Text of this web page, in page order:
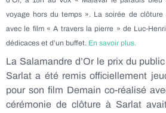
voyage hors du temps ». La soirée de
avec le film « A travers la pierre » de Luc-
dédicaces et d’un buffet. En savoir plus.
La Salamandre d’Or le prix du
Sarlat a été remis officiellement
pour son film Demain co-réalisé
cérémonie de clôture à Sarlat